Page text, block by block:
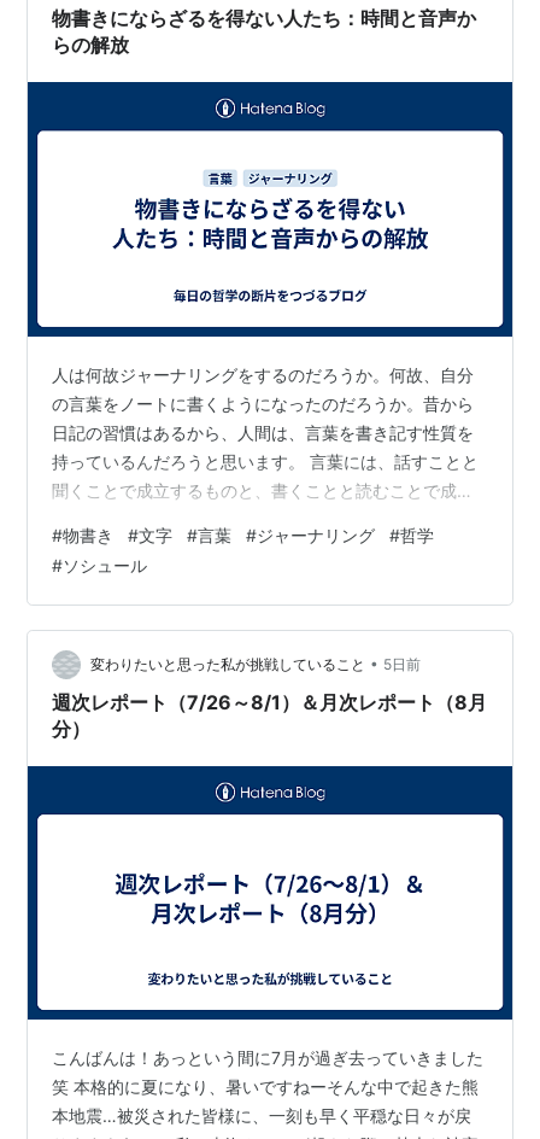
物書きにならざるを得ない人たち：時間と音声か
らの解放
人は何故ジャーナリングをするのだろうか。何故、自分
の言葉をノートに書くようになったのだろうか。昔から
日記の習慣はあるから、人間は、言葉を書き記す性質を
持っているんだろうと思います。 言葉には、話すことと
聞くことで成立するものと、書くことと読むことで成立
主体だっただろうと想像できます。鳥など他の動物も鳴
き声でコミュニケーションを取っているから、その延長
だろうと想像します。 でも、目でもコミュニケーション
をとることもできます。何か印があれば、それを元に何
かを伝えられます。文字はその意味で有効であったろう
と想像できます。 音声に基づく言語処理が致命的…
#物書き #文字 #言葉 #ジャーナリング #哲学
#ソシュール
変わりたいと思った私が挑戦していること • 5日前
週次レポート（7/26～8/1）＆月次レポート（8月
分）
こんばんは！あっという間に7月が過ぎ去っていきました
笑 本格的に夏になり、暑いですねーそんな中で起きた熊
本地震…被災された皆様に、一刻も早く平穏な日々が戻